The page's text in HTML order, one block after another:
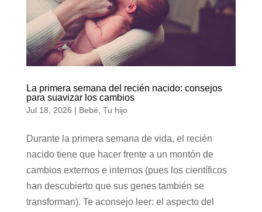
La primera semana del recién nacido: consejos
para suavizar los cambios
Jul 18, 2026 | Bebé Tu hijo
Durante la primera semana de vida, el recién
nacido tiene que hacer frente a un montón de
cambios externos e internos (pues los científicos
han descubierto que sus genes también se
transforman). Te aconsejo leer: el aspecto del